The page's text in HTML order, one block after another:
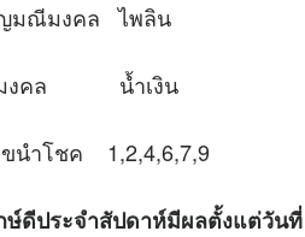
มณีมงคล ไพลิน
งคล น้ำเงิน
ขนำโชค 1,2,4,6,7,9
ษ์ดีประจำสัปดาห์มีผลตั้งแต่วัน